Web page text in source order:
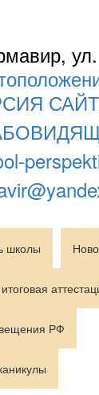
школы
РФ